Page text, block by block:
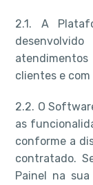
2.1. A
clientes e
2.2. O
as
conforme a
contratado.
Painel na